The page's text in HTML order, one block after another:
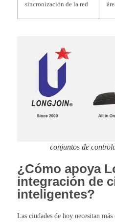
sincronización de la red
conjuntos de
¿Cómo apoya
integración de
inteligentes?
Las ciudades de hoy necesitan más